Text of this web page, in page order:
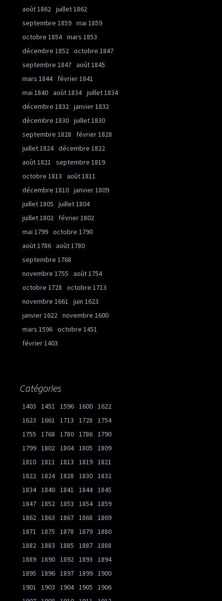
août 1862 juillet 1862
septembre 1859 mai 1859
octobre 1854 mars 1853
décembre 1852 octobre 1847
septembre 1847 août 1845
mars 1844
février 1841
mai 1840 août 1834 juillet 1834
décembre 1832 janvier 1832
décembre 1830 juillet 1830
septembre 1828
février 1828
juillet 1824 décembre 1822
août 1821
septembre 1819
octobre 1813
août 1811
décembre 1810 janvier 1809
juillet 1805
juillet 1804
juillet 1802
février 1802
mai 1799 octobre 1790
août 1786 août 1780
septembre 1768
novembre 1755
août 1754
octobre 1728
octobre 1713
novembre 1661
juin 1623
janvier 1622 novembre 1600
mars 1596 octobre 1451
février 1403
Catégories
1403 1451 1596 1600 1622
1623
1661 1713 1728
1754
1755
1768 1780 1786 1790
1799 1802 1804 1805
1809
1810 1811 1813 1819 1821
1822 1824 1828 1830 1832
1834 1840 1841 1844 1845
1847 1852 1853 1854 1859
1862 1863 1867 1868
1869
1871
1875 1878 1879 1880
1882 1883 1885 1887 1888
1889 1890 1892 1893
1894
1895
1896 1897 1899 1900
1901
1903 1904 1905
1906